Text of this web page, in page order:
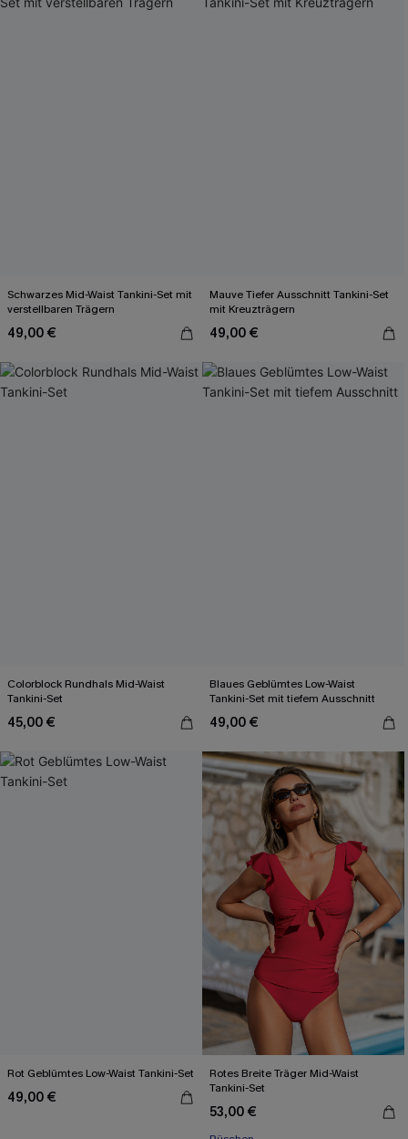
Schwarzes Mid-Waist Tankini-Set mit
verstellbaren Trägern
49,00 €
Mauve Tiefer Ausschnitt Tankini-Set
mit Kreuzträgern
49,00 €
Colorblock Rundhals Mid-Waist
Tankini-Set
45,00 €
Blaues Geblümtes Low-Waist
Tankini-Set mit tiefem Ausschnitt
49,00 €
Rot Geblümtes Low-Waist Tankini-Set
49,00 €
Rotes Breite Träger Mid-Waist
Tankini-Set
53,00 €